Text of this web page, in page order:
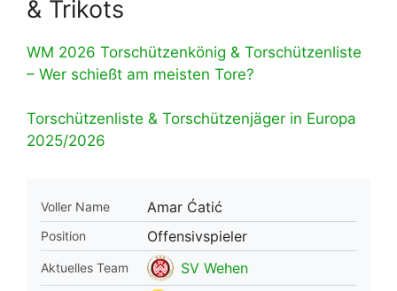
& Trikots
WM 2026 Torschützenkönig & Torschützenliste
– Wer schießt am meisten Tore?
Torschützenliste & Torschützenjäger in Europa
2025/2026
Voller Name Amar Ćatić
Position Offensivspieler
Aktuelles Team SV Wehen